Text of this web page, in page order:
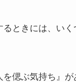
るときには、い
偲ぶ気持ち』が